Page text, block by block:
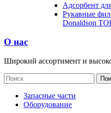
Адсорбент
Рукавные
Donaldson
О нас
Широкий ассортимент и
Запасные части
Оборудование